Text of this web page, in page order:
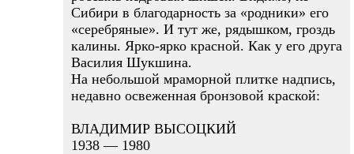
Сибири в благодарность за «родники» его
«серебряные». И тут же, рядышком, гроздь
калины. Ярко-ярко красной. Как у его друга
Василия Шукшина.
На небольшой мраморной плитке надпись,
недавно освеженная бронзовой краской:
ВЛАДИМИР ВЫСОЦКИЙ
1938 — 1980